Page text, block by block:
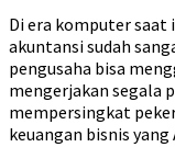
Di era komputer
akuntansi sudah
pengusaha bisa
mengerjakan segala
mempersingkat
keuangan bisnis